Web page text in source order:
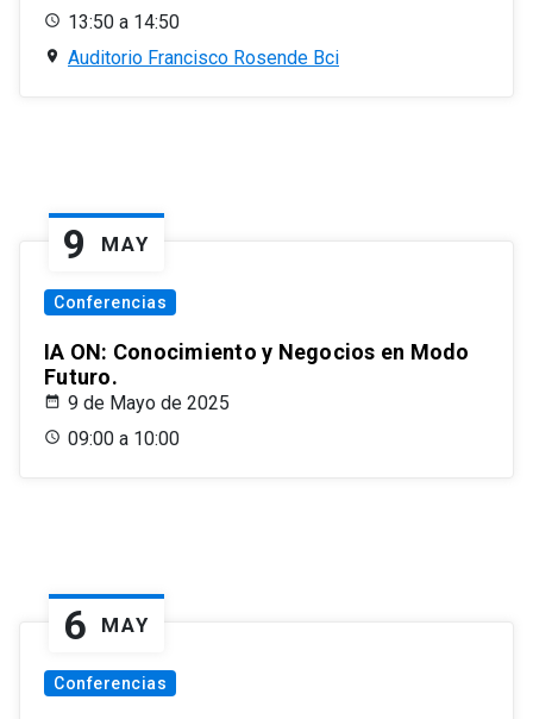
13:50 a 14:50
Auditorio Francisco Rosende Bci
9 MAY
Conferencias
IA ON: Conocimiento y Negocios en Modo
Futuro.
9 de Mayo de 2025
09:00 a 10:00
6 MAY
Conferencias